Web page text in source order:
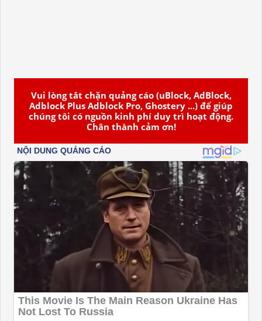
Vui lòng tắt chặn quảng cáo (uBlock, AdBlock,
Adblock Plus Adblock Pro, Ghostery ...) để giúp
chúng tôi có nguồn kinh phí duy trì hoạt động.
Chân thành cảm ơn!